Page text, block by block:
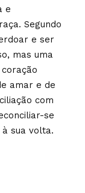
e
Segundo
e ser
mas uma
amar e de
com
se
sua volta.